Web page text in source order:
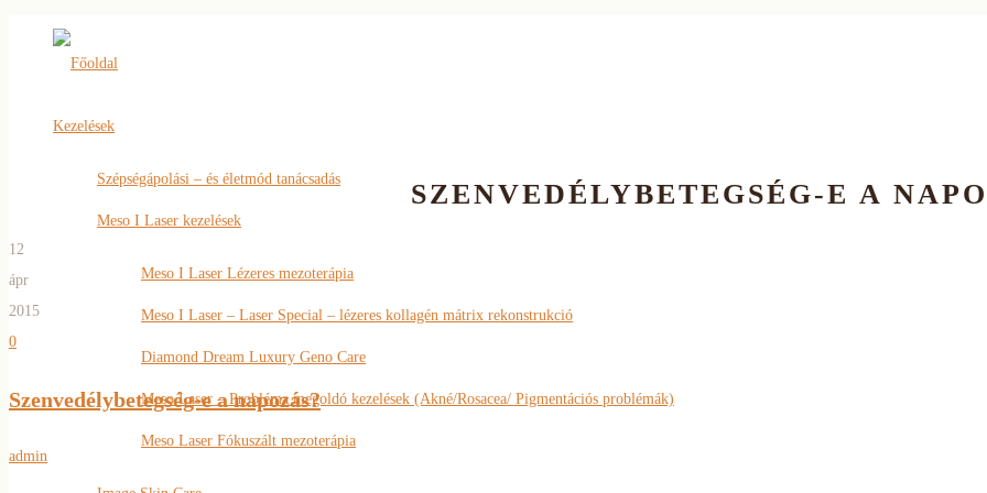
Főoldal
Kezelések
Szépségápolási – és életmód tanácsadás
Meso I Laser kezelések
Meso I Laser Lézeres mezoterápia
Meso I Laser – Laser Special – lézeres kollagén mátrix rekonstrukció
Diamond Dream Luxury Geno Care
Meso Laser – Probléma megoldó kezelések (Akné/Rosacea/ Pigmentációs problémák)
Meso Laser Fókuszált mezoterápia
SZENVEDÉLYBETEGSÉG-E A
12
ápr
2015
0
Szenvedélybetegség-e a napozás?
admin